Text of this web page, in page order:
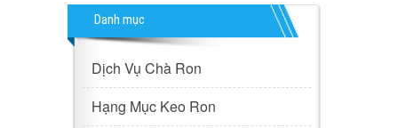
Danh mục
Dịch Vụ Chà Ron
Hạng Mục Keo Ron